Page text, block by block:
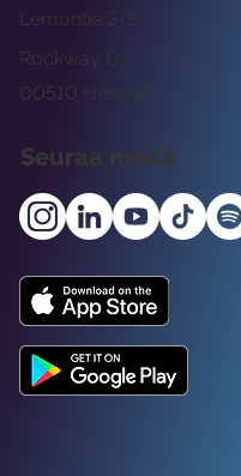
Rockway Oy
Lemuntie 3-5
00510 Helsinki
Seuraa meitä